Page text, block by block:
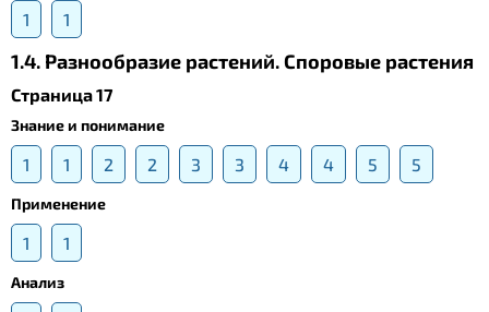
1 1
1.4. Разнообразие растений. Споровые растения
Страница 17
Знание и понимание
1 1 2 2 3 3 4 4 5 5
Применение
1 1
Анализ